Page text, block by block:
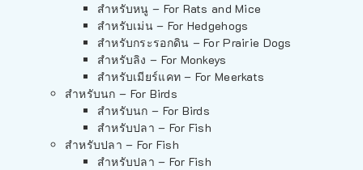
สำหรับหนู – For Rats and Mice
สำหรับเม่น – For Hedgehogs
สำหรับกระรอกดิน – For Prairie Dogs
สำหรับลิง – For Monkeys
สำหรับเมียร์แคท – For Meerkats
สำหรับนก – For Birds
สำหรับนก – For Birds
สำหรับปลา – For Fish
สำหรับปลา – For Fish
สำหรับปลา – For Fish